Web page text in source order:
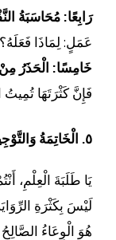
رَابِعًا: مُحَاسَبَةُ
عَمَلٍ: لِمَاذَا
خَامِسًا: الْحَذَرُ
فَإِنَّ كَثْرَتَهَا تُمِيتُ
٥. الْخَاتِمَةُ وَالتَّوْجِيهُ لِلصَّفِّ الثَّانِي عَشَرَ
يَا طَلَبَةَ الْعِلْمِ،
لَيْسَ بِكَثْرَةِ
هُوَ الْوِعَاءُ